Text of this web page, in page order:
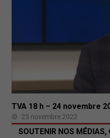
TVA 18 h – 24 novembre
25 novembre 2022
SOUTENIR NOS MÉDIAS,